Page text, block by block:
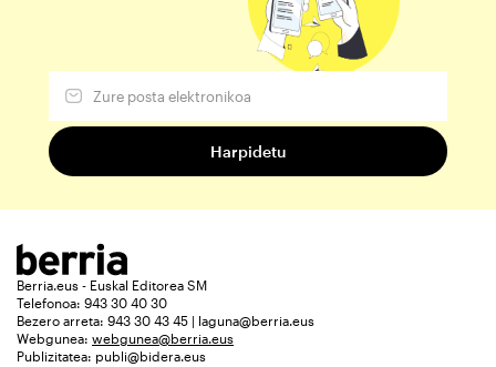
Berria.eus - Euskal Editorea SM
Telefonoa: 943 30 40 30
Bezero arreta: 943 30 43 45 | laguna@berria.eus
Webgunea: webgunea@berria.eus
Publizitatea: publi@bidera.eus